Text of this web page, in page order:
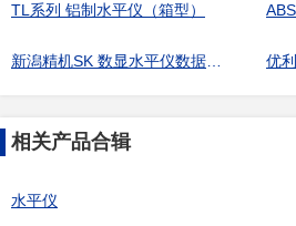
TL系列 铝制水平仪（箱型）
相关产品合辑
水平仪